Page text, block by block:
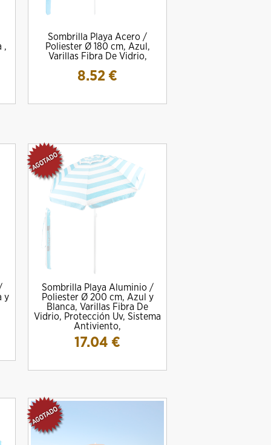
,
Sombrilla Playa Acero /
Poliester Ø 180 cm, Azul,
Varillas Fibra De Vidrio,
8.52 €
y
Sombrilla Playa Aluminio /
Poliester Ø 200 cm, Azul y
Blanca, Varillas Fibra De
Vidrio, Protección Uv, Sistema
Antiviento,
17.04 €